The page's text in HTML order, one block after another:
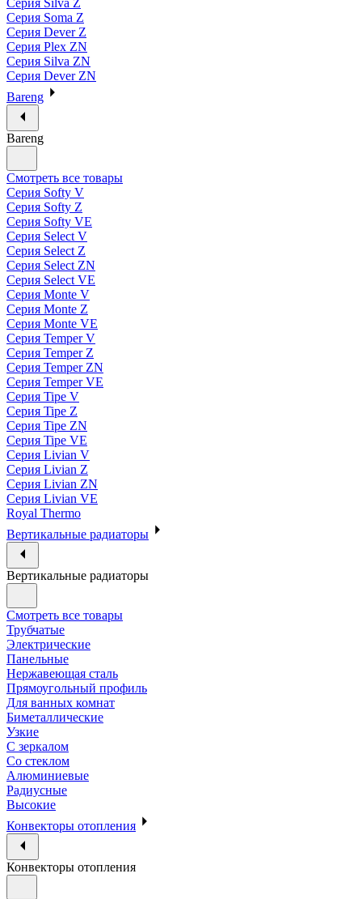
Серия Silva Z
Серия Soma Z
Серия Dever Z
Серия Plex ZN
Серия Silva ZN
Серия Dever ZN
Bareng
Bareng
Смотреть все товары
Серия Softy V
Серия Softy Z
Серия Softy VE
Серия Select V
Серия Select Z
Серия Select ZN
Серия Select VE
Серия Monte V
Серия Monte Z
Серия Monte VE
Серия Temper V
Серия Temper Z
Серия Temper ZN
Серия Temper VE
Серия Tipe V
Серия Tipe Z
Серия Tipe ZN
Серия Tipe VE
Серия Livian V
Серия Livian Z
Серия Livian ZN
Серия Livian VE
Royal Thermo
Вертикальные радиаторы
Вертикальные радиаторы
Смотреть все товары
Трубчатые
Электрические
Панельные
Нержавеющая сталь
Прямоугольный профиль
Для ванных комнат
Биметаллические
Узкие
С зеркалом
Со стеклом
Алюминиевые
Радиусные
Высокие
Конвекторы отопления
Конвекторы отопления